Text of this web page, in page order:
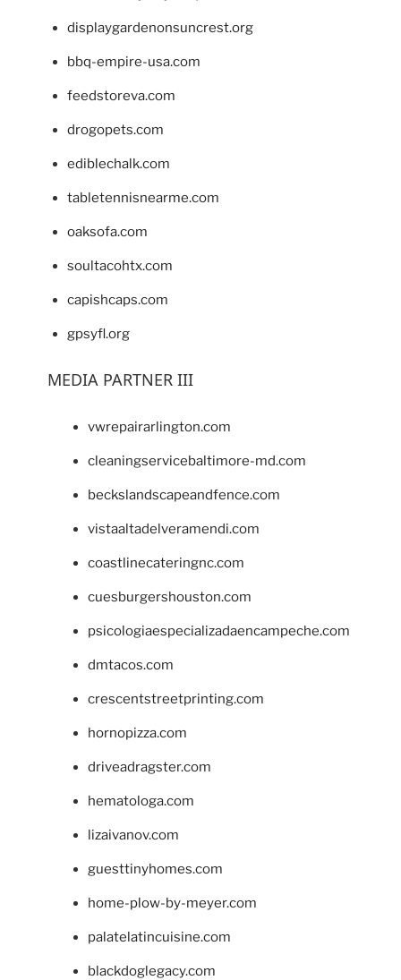
displaygardenonsuncrest.org
bbq-empire-usa.com
feedstoreva.com
drogopets.com
ediblechalk.com
tabletennisnearme.com
oaksofa.com
soultacohtx.com
capishcaps.com
gpsyfl.org
MEDIA PARTNER III
vwrepairarlington.com
cleaningservicebaltimore-md.com
beckslandscapeandfence.com
vistaaltadelveramendi.com
coastlinecateringnc.com
cuesburgershouston.com
psicologiaespecializadaencampeche.com
dmtacos.com
crescentstreetprinting.com
hornopizza.com
driveadragster.com
hematologa.com
lizaivanov.com
guesttinyhomes.com
home-plow-by-meyer.com
palatelatincuisine.com
blackdoglegacy.com